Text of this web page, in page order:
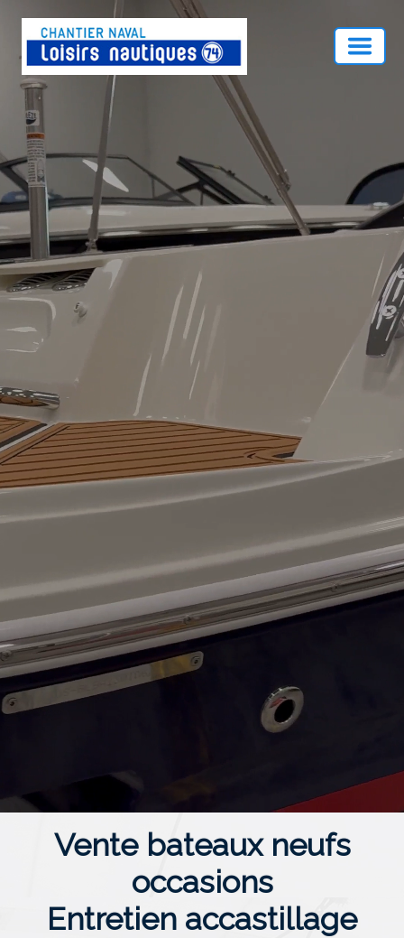
Vente bateaux neufs
occasions
Entretien accastillage